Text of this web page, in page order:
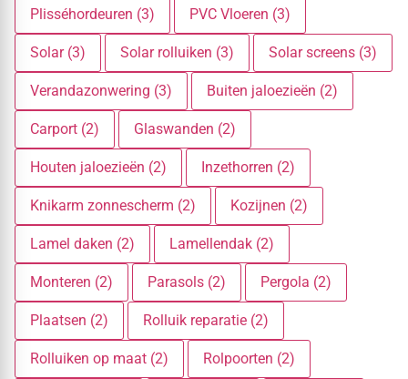
Plisséhordeuren (3) PVC Vloeren (3)
Solar (3) Solar rolluiken (3) Solar screens (3)
Verandazonwering (3) Buiten jaloezieën (2)
Carport (2) Glaswanden (2)
Houten jaloezieën (2) Inzethorren (2)
Knikarm zonnescherm (2) Kozijnen (2)
Lamel daken (2) Lamellendak (2)
Monteren (2) Parasols (2) Pergola (2)
Plaatsen (2) Rolluik reparatie (2)
Rolluiken op maat (2) Rolpoorten (2)